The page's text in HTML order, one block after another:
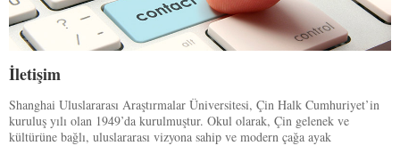
İletişim
Shanghai Uluslararası Araştırmalar Üniversitesi, Çin Halk Cumhuriyet’in
kuruluş yılı olan 1949’da kurulmuştur. Okul olarak, Çin gelenek ve
kültürüne bağlı, uluslararası vizyona sahip ve modern çağa ayak